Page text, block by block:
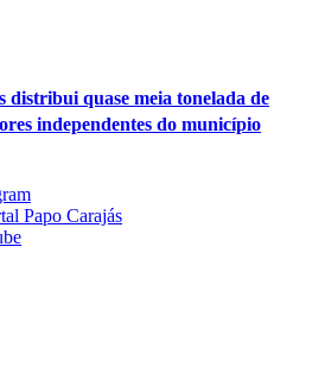
distribui quase meia tonelada de
independentes do município